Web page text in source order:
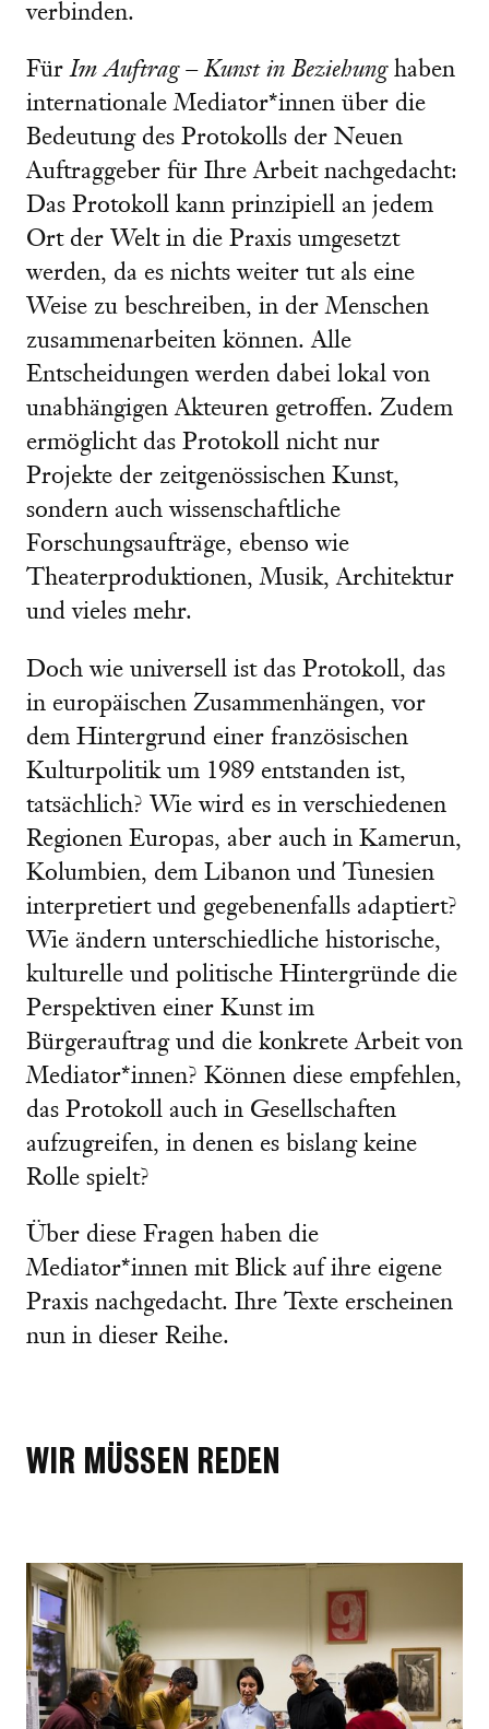
verbinden.
Für Im Auftrag – Kunst in Beziehunghaben
internationale Mediator*innen über die
Bedeutung des Protokolls der Neuen
Auftraggeber für Ihre Arbeit nachgedacht:
Das Protokoll kann prinzipiell an jedem
Ort der Welt in die Praxis umgesetzt
werden, da es nichts weiter tut als eine
Weise zu beschreiben, in der Menschen
zusammenarbeiten können. Alle
Entscheidungen werden dabei lokal von
unabhängigen Akteuren getroffen. Zudem
ermöglicht das Protokoll nicht nur
Projekte der zeitgenössischen Kunst,
sondern auch wissenschaftliche
Forschungsaufträge, ebenso wie
Theaterproduktionen, Musik, Architektur
und vieles mehr.
Doch wie universell ist das Protokoll, das
in europäischen Zusammenhängen, vor
dem Hintergrund einer französischen
Kulturpolitik um 1989 entstanden ist,
tatsächlich? Wie wird es in verschiedenen
Regionen Europas, aber auch in Kamerun,
Kolumbien, dem Libanon und Tunesien
interpretiert und gegebenenfalls adaptiert?
Wie ändern unterschiedliche historische,
kulturelle und politische Hintergründe die
Perspektiven einer Kunst im
Bürgerauftrag und die konkrete Arbeit von
Mediator*innen? Können diese empfehlen,
das Protokoll auch in Gesellschaften
aufzugreifen, in denen es bislang keine
Rolle spielt?
Über diese Fragen haben die
Mediator*innen mit Blick auf ihre eigene
Praxis nachgedacht. Ihre Texte erscheinen
nun in dieser Reihe.
WIR MÜSSEN REDEN